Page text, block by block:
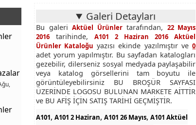
Galeri Detayları
Bu galeriAktüel Ürünlertarafından, 22 Mayıs
2016 tarihinde,A101 2 Haziran 2016 Aktüel
Ürünler Kataloğu yazısı ekinde yazılmıştır ve0
adet yorum yapılmıştır. Bu sayfadan katalogları
gezebilir, dilerseniz sosyal medyada paylaşabilir
veya katalog görsellerini tam boyutu ile
görüntüleyebilirsiniz BU BROŞÜR SAYFASI
ÜZERİNDE LOGOSU BULUNAN MARKETE AİTTİR
ve BU AFİŞ İÇİN SATIŞ TARİHİ GEÇMİŞTİR.
A101, A101 2 Haziran, A101 26 Mayıs, A101 Aktüel